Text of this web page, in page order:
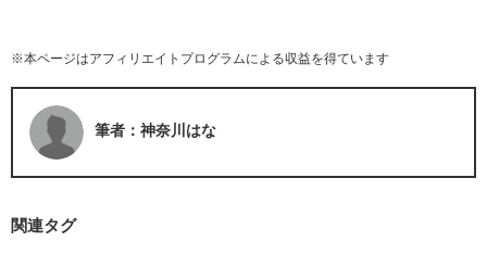
※本ページはアフィリエイトプログラムによる収益を得ています
筆者：神奈川はな
関連タグ